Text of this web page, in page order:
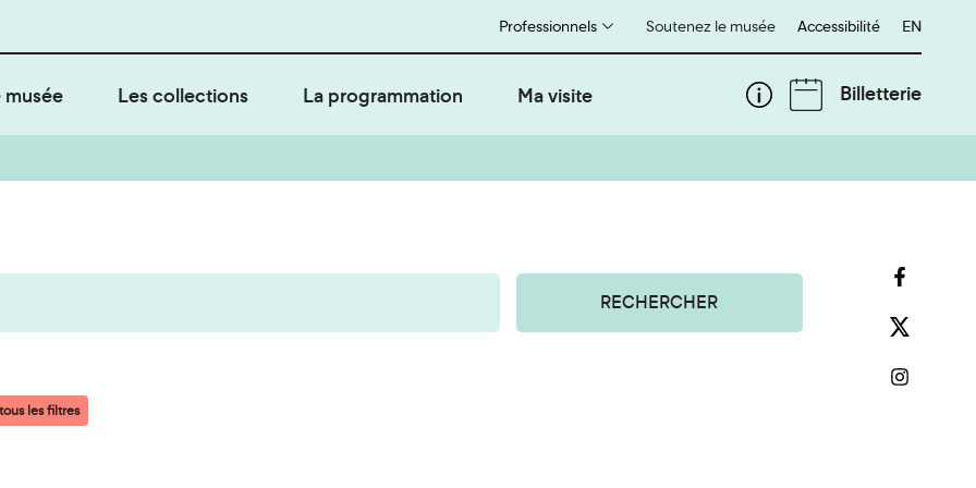
Soutenez le musée
Professionnels Accessibilité English
EN
musée Les collections La programmation Ma visite Billetterie
RECHERCHER
les filtres